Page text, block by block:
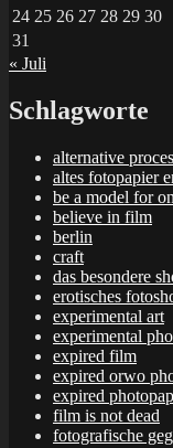
24 25 26 27 28 29 30
31
« Juli
Schlagworte
alternative
altes fotopapier
be a model for
believe in film
berlin
craft
das besondere
erotisches
experimental art
experimental
expired film
expired orwo
expired
film is not dead
fotografische